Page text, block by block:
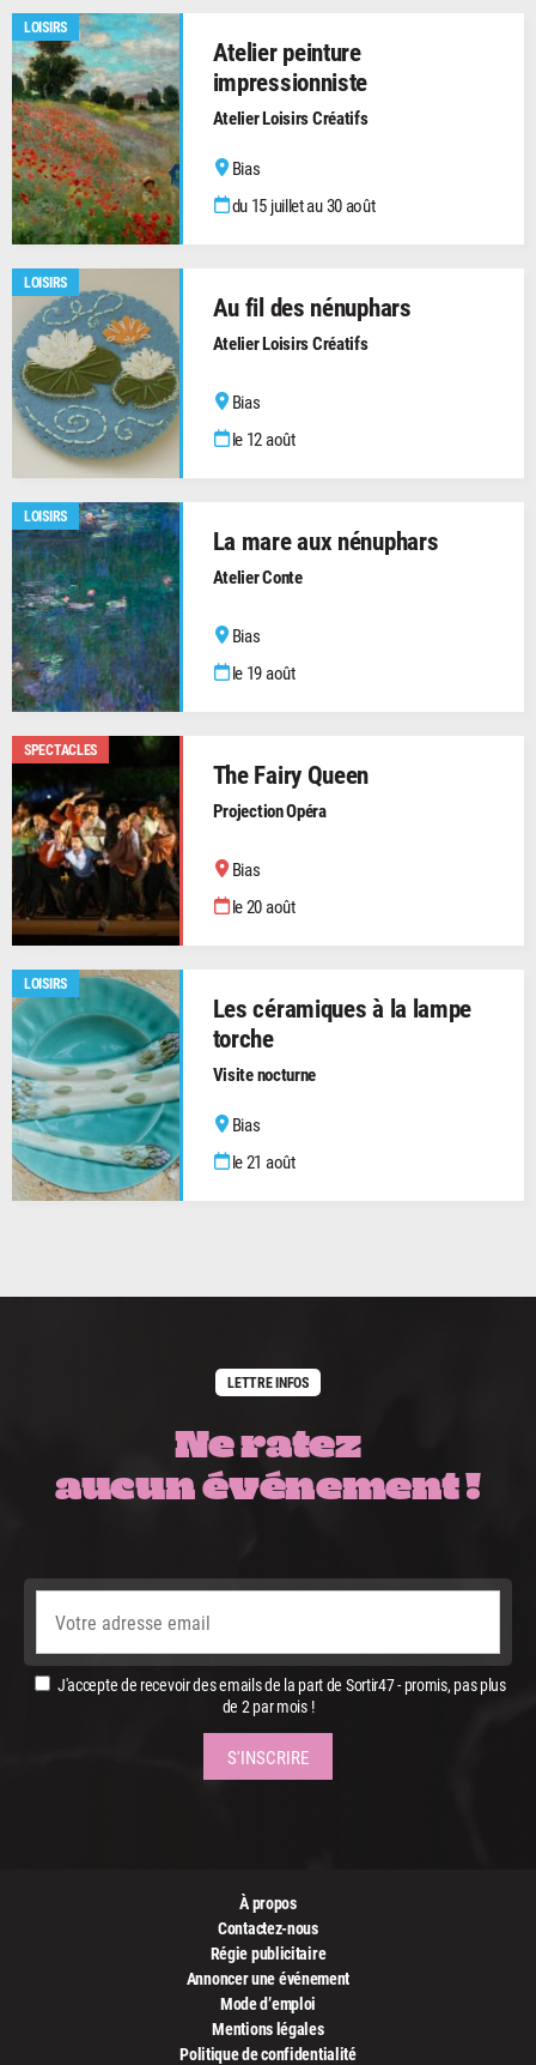
LOISIRS
Atelier peinture
impressionniste
Atelier Loisirs Créatifs
Bias
du 15 juillet au 30 août
LOISIRS
Au fil des nénuphars
Atelier Loisirs Créatifs
Bias
le 12 août
LOISIRS
La mare aux nénuphars
Atelier Conte
Bias
le 19 août
SPECTACLES
The Fairy Queen
Projection Opéra
Bias
le 20 août
LOISIRS
Les céramiques à la lampe
torche
Visite nocturne
Bias
le 21 août
LETTRE INFOS
Ne ratez
aucun événement !
J'accepte de recevoir des emails de la part de Sortir47 - promis, pas plus
de 2 par mois !
À propos
Contactez-nous
Régie publicitaire
Annoncer une événement
Mode d’emploi
Mentions légales
Politique de confidentialité